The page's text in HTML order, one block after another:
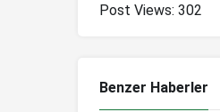
Post Views: 302
Benzer Haberler